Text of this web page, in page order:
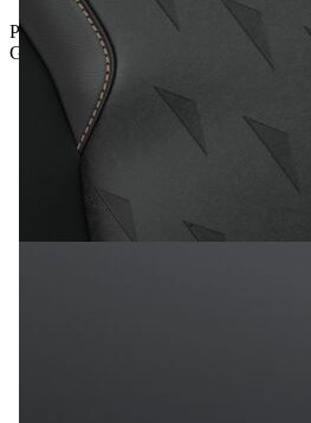
Prämie inkludiert
Gesamtpreis inkl. NoVA und inkl. MwSt.